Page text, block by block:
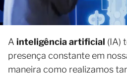
A inteligência artificial (IA)
presença constante em
maneira como realizamos